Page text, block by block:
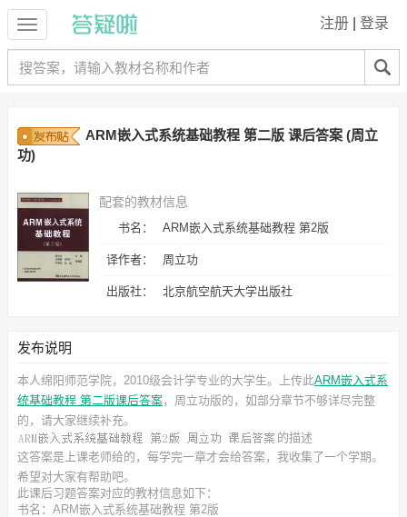
注册 登录
ARM嵌入式系统基础教程 第二版 课后答案 (周立
功)
配套的教材信息
书名： ARM嵌入式系统基础教程 第2版
译作者： 周立功
出版社： 北京航空航天大学出版社
发布说明
本人绵阳师范学院，2010级会计学专业的大学生。上传此ARM嵌入式系
统基础教程 第二版课后答案，周立功版的，如部分章节不够详尽完整
的，请大家继续补充。
的描述
这答案是上课老师给的，每学完一章才会给答案，我收集了一个学期。
希望对大家有帮助吧。
此课后习题答案对应的教材信息如下：
书名：ARM嵌入式系统基础教程 第2版